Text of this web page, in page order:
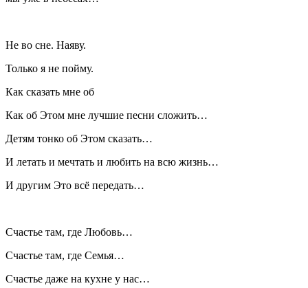
Не во сне. Наяву.
Только я не пойму.
Как сказать мне об
Как об Этом мне лучшие песни сложить…
Детям тонко об Этом сказать…
И летать и мечтать и любить на всю жизнь…
И другим Это всё передать…
Счастье там, где Любовь…
Счастье там, где Семья…
Счастье даже на кухне у нас…